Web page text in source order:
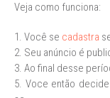
Veja como funciona:
1. Você se cadastra
2. Seu anúncio é
3. Ao final desse
5. Voce então